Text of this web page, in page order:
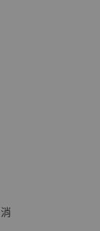
藏人偶 讓